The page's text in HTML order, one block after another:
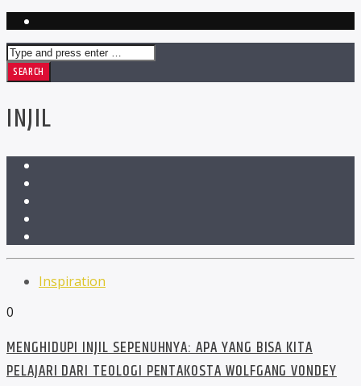
INJIL
Inspiration
0
MENGHIDUPI INJIL SEPENUHNYA: APA YANG BISA KITA
PELAJARI DARI TEOLOGI PENTAKOSTA WOLFGANG VONDEY